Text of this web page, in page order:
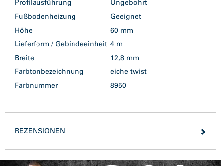
Profilausführung
Ungebohrt
Fußbodenheizung
Geeignet
Höhe
60 mm
Lieferform / Gebindeeinheit 4 m
Breite
12,8 mm
Farbtonbezeichnung
eiche twist
Farbnummer
8950
REZENSIONEN